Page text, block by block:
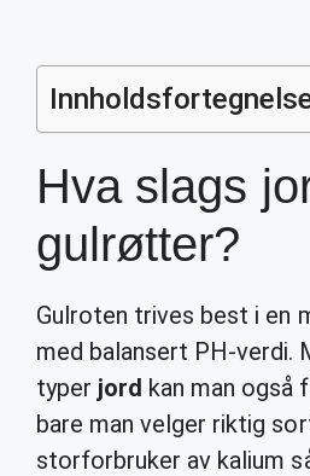
Hva slags
gulrøtter?
Gulroten trives best i en
med balansert PH-verdi.
typer jord kan man også
bare man velger riktig
storforbruker av kalium